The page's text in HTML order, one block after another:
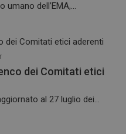
dell’EMA,...
dei Comitati etici
al 27 luglio dei...